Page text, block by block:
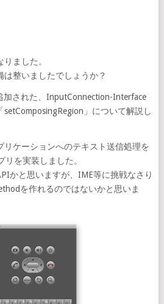
ました。
整いましたでしょうか？
された、InputConnection-Interface
setComposingRegion」について解説し
リケーションへのテキスト送信処理を
リを実装しました。
かと思いますが、IME等に挑戦なさり
を作れるのではないかと思いま